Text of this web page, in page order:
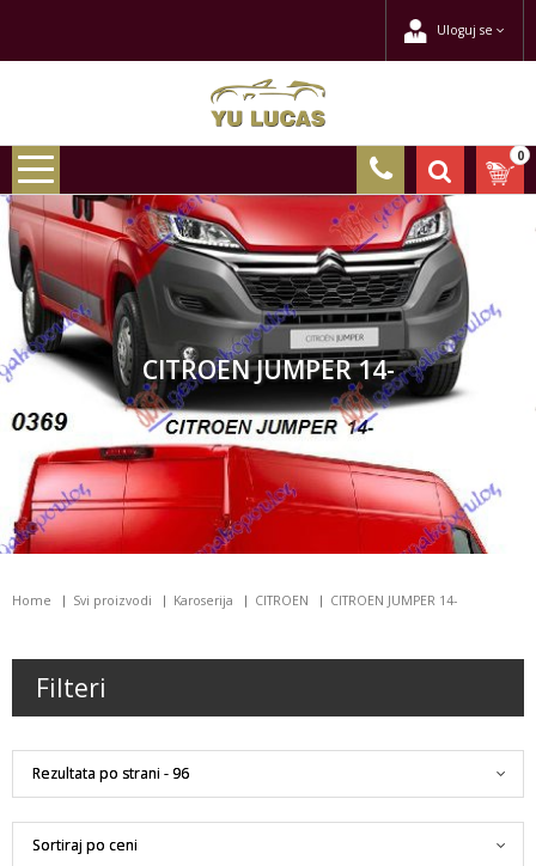
Uloguj se
0
CITROEN JUMPER 14-
Home Svi proizvodi Karoserija CITROEN CITROEN JUMPER 14-
Filteri